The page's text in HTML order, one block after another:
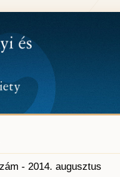
- 2014. augusztus